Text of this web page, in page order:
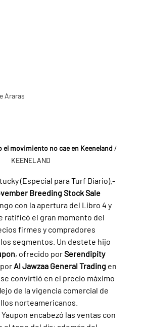
Araras
el movimiento no cae en Keeneland /
KEENELAND
(Especial para Turf Diario).-
Breeding Stock Sale
con la apertura del Libro 4 y
ratificó el gran momento del
firmes y compradores
segmentos. Un destete hijo
, ofrecido por Serendipity
Al Jawzaa General Trading en
convirtió en el precio máximo
de la vigencia comercial de
norteamericanos.
Yaupon encabezó las ventas con